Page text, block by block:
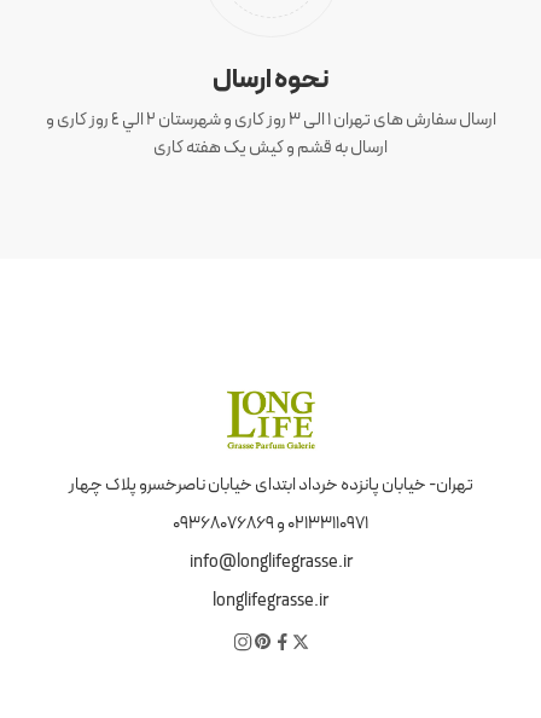
نحوه ارسال
ارسال سفارش های تهران 1 الی 3 روز کاری و شهرستان ٢ الي ٤ روز کاری و
ارسال به قشم و کیش یک هفته کاری
تهران- خیابان پانزده خرداد ابتدای خیابان ناصرخسرو پلاک چهار
02133110971 و 09368076869
info@longlifegrasse.ir
longlifegrasse.ir